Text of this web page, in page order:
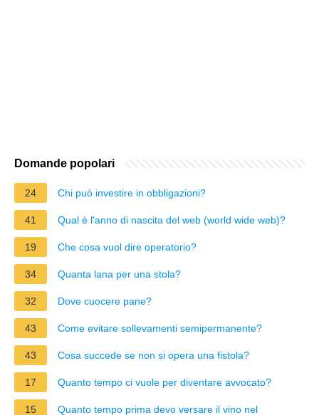
Domande popolari
24 Chi può investire in obbligazioni?
41 Qual è l'anno di nascita del web (world wide web)?
19 Che cosa vuol dire operatorio?
34 Quanta lana per una stola?
32 Dove cuocere pane?
43 Come evitare sollevamenti semipermanente?
43 Cosa succede se non si opera una fistola?
17 Quanto tempo ci vuole per diventare avvocato?
15
Quanto tempo prima devo versare il vino nel